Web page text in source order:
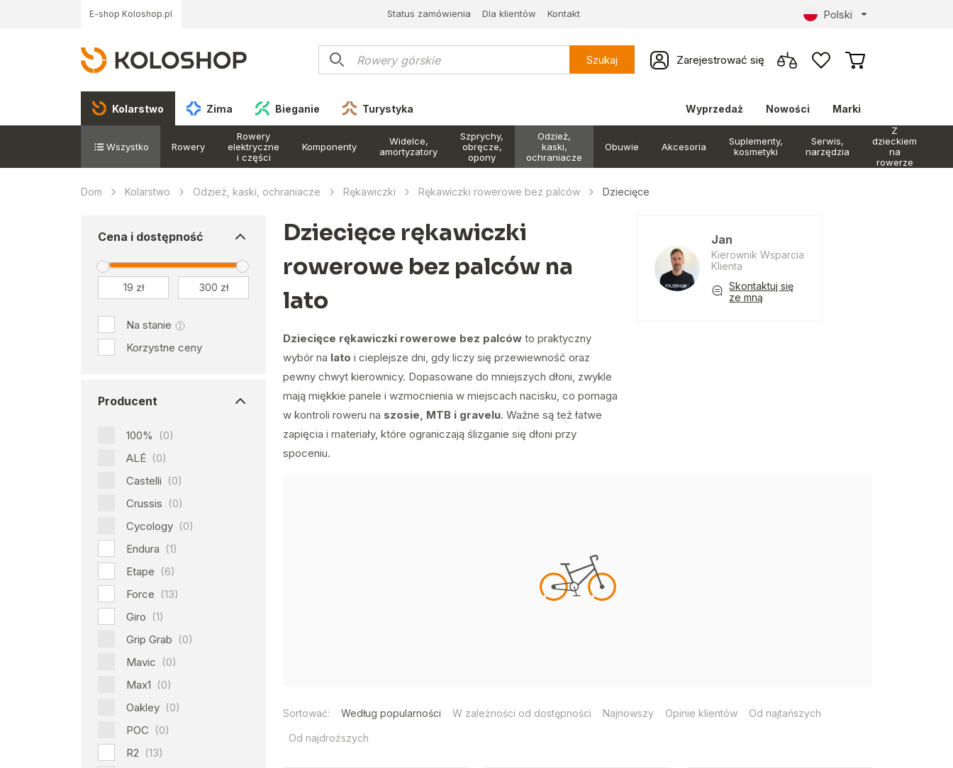
E-shop Koloshop.pl Status zamówienia Dla klientów Kontakt Polski
Szukaj Zarejestrować się
Kolarstwo Zima Bieganie Turystyka Wyprzedaż Nowości Marki
Wszystko Rowery
Rowery
elektryczne
i części
Komponenty
Widelce,
amortyzatory
Szprychy,
obręcze,
opony
Odzież,
kaski,
ochraniacze
Obuwie Akcesoria
Suplementy,
kosmetyki
Serwis,
narzędzia
Z
dzieckiem
na
rowerze
Dom Kolarstwo Odzież, kaski, ochraniacze Rękawiczki Rękawiczki rowerowe bez palców Dziecięce
Cena i dostępność
Na stanie
Korzystne ceny
Producent
100%
(0)
ALÉ (0)
Castelli (0)
Crussis (0)
Cycology (0)
Endura (1)
Etape (6)
Force (13)
Giro (1)
Grip Grab (0)
Mavic (0)
Max1 (0)
Oakley (0)
POC (0)
R2 (13)
Dziecięce rękawiczki
rowerowe bez palców na
lato
Dziecięce rękawiczki rowerowe bez palców to praktyczny
wybór na lato i cieplejsze dni, gdy liczy się przewiewność oraz
pewny chwyt kierownicy. Dopasowane do mniejszych dłoni, zwykle
mają miękkie panele i wzmocnienia w miejscach nacisku, co pomaga
w kontroli roweru na szosie, MTB i gravelu. Ważne są też łatwe
zapięcia i materiały, które ograniczają ślizganie się dłoni przy
spoceniu.
Jan
Kierownik Wsparcia
Klienta
Skontaktuj się
ze mną
Sortować: Według popularności W zależności od dostępności Najnowszy Opinie klientów Od najtańszych
Od najdroższych